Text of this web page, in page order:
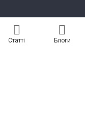
Статті Блоги